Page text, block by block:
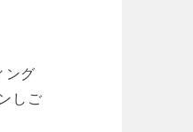
ング
しご